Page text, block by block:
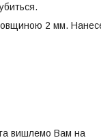
товщиною 2 мм.
вишлемо Вам на